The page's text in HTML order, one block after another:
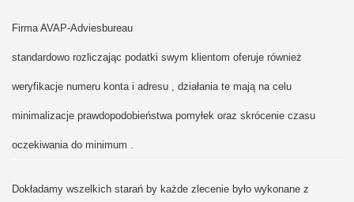
Firma AVAP-Adviesbureau
standardowo rozliczając podatki swym klientom oferuje również
weryfikacje numeru konta i adresu , działania te mają na celu
minimalizacje prawdopodobieństwa pomyłek oraz skrócenie czasu
oczekiwania do minimum .
Dokładamy wszelkich starań by każde zlecenie było wykonane z